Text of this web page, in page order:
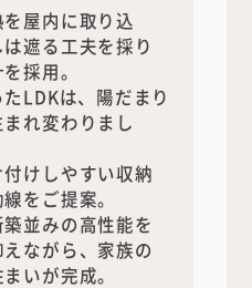
屋内に取り込
遮る工夫を採り
採用。
LDKは、陽だまり
れ変わりまし
けしやすい収納
をご提案。
並みの高性能を
ながら、家族の
いが完成。